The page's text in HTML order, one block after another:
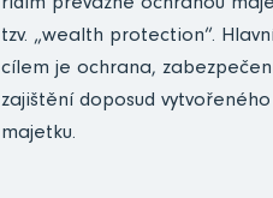
řídím převážně ochranou
tzv. „wealth protection“.
cílem je ochrana,
zajištění doposud vytvořeného
majetku.